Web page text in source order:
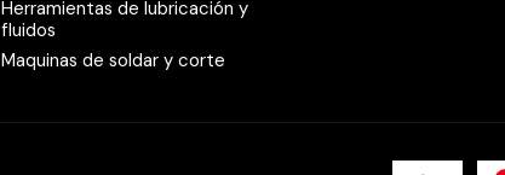
Herramientas de lubricación y
fluidos
Maquinas de soldar y corte